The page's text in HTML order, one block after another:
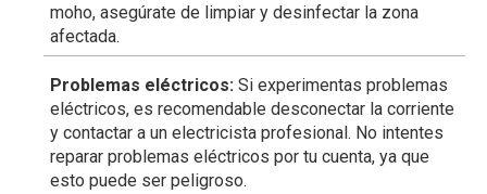
moho, asegúrate de limpiar y desinfectar la zona
afectada.
Problemas eléctricos: Si experimentas problemas
eléctricos, es recomendable desconectar la corriente
y contactar a un electricista profesional. No intentes
reparar problemas eléctricos por tu cuenta, ya que
esto puede ser peligroso.